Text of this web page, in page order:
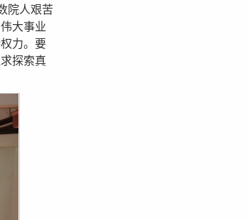
院人艰苦
大事业
力。要
探索真